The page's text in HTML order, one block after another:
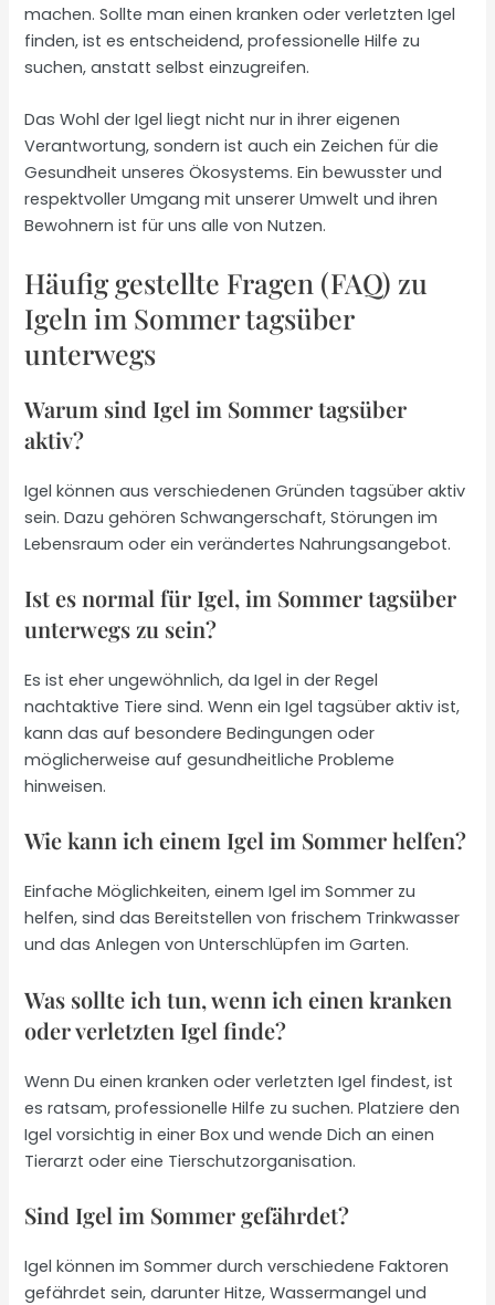
machen. Sollte man einen kranken oder verletzten Igel
finden, ist es entscheidend, professionelle Hilfe zu
suchen, anstatt selbst einzugreifen.
Das Wohl der Igel liegt nicht nur in ihrer eigenen
Verantwortung, sondern ist auch ein Zeichen für die
Gesundheit unseres Ökosystems. Ein bewusster und
respektvoller Umgang mit unserer Umwelt und ihren
Bewohnern ist für uns alle von Nutzen.
Häufig gestellte Fragen (FAQ) zu
Igeln im Sommer tagsüber
unterwegs
Warum sind Igel im Sommer tagsüber
aktiv?
Igel können aus verschiedenen Gründen tagsüber aktiv
sein. Dazu gehören Schwangerschaft, Störungen im
Lebensraum oder ein verändertes Nahrungsangebot.
Ist es normal für Igel, im Sommer tagsüber
unterwegs zu sein?
Es ist eher ungewöhnlich, da Igel in der Regel
nachtaktive Tiere sind. Wenn ein Igel tagsüber aktiv ist,
kann das auf besondere Bedingungen oder
möglicherweise auf gesundheitliche Probleme
hinweisen.
Wie kann ich einem Igel im Sommer helfen?
Einfache Möglichkeiten, einem Igel im Sommer zu
helfen, sind das Bereitstellen von frischem Trinkwasser
und das Anlegen von Unterschlüpfen im Garten.
Was sollte ich tun, wenn ich einen kranken
oder verletzten Igel finde?
Wenn Du einen kranken oder verletzten Igel findest, ist
es ratsam, professionelle Hilfe zu suchen. Platziere den
Igel vorsichtig in einer Box und wende Dich an einen
Tierarzt oder eine Tierschutzorganisation.
Sind Igel im Sommer gefährdet?
Igel können im Sommer durch verschiedene Faktoren
gefährdet sein, darunter Hitze, Wassermangel und